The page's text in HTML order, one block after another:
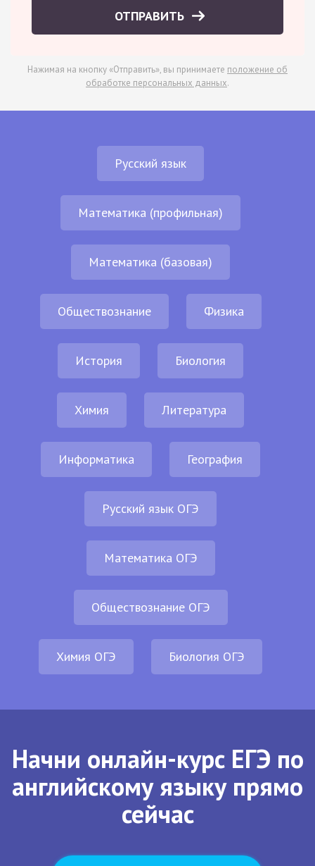
ОТПРАВИТЬ
Нажимая на кнопку «Отправить», вы принимаете положение об
обработке персональных данных.
Русский язык
Математика (профильная)
Математика (базовая)
Обществознание Физика
История Биология
Химия Литература
Информатика География
Русский язык ОГЭ
Математика ОГЭ
Обществознание ОГЭ
Химия ОГЭ Биология ОГЭ
Начни онлайн-курс ЕГЭ по
английскому языку прямо
сейчас